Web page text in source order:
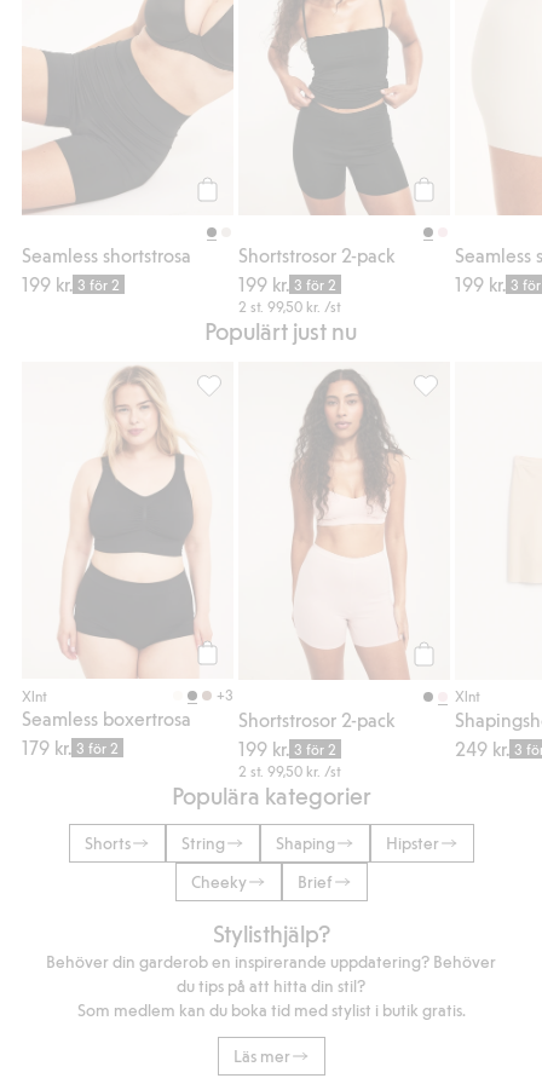
Seamless shortstrosa
199 kr. 3 för 2
Köp
Shortstrosor 2-pack
199 kr. 3 för 2
2 st.99,50 kr. /st
Seamless
199 kr. 3
Populärt just nu
Köp
Xlnt +3
Seamless boxertrosa
179 kr. 3 för 2
Seamless boxertrosa, Lägg till i favoriter
Köp
Shortstrosor 2-pack
199 kr. 3 för 2
2 st.99,50 kr. /st
Xlnt
249 kr. 3
Populära kategorier
Shorts String Shaping
Hipster
Cheeky
Brief
Stylisthjälp?
Behöver din garderob en inspirerande uppdatering? Behöver
du tips på att hitta din stil?
Som medlem kan du boka tid med stylist i butik gratis.
Läs mer